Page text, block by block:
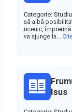
Categorie:
să aibă
ucenic,
va ajunge la...
Isus